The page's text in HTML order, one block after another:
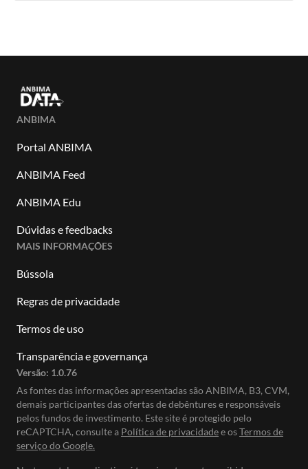
ANBIMA
Portal ANBIMA
ANBIMA Feed
ANBIMA Edu
Dúvidas e feedbacks
MAIS INFORMAÇÕES
Bússola
Regras de privacidade
Termos de uso
Transparência e governança
Versão: 1.0.76
As fontes das informações apresentadas são ANBIMA, B3, CVM,
demais participantes das ofertas de debêntures e responsáveis
pelos fundos de investimento. Este site é protegido pelo
reCAPTCHA, consulte a Política de privacidadee osTermos de
serviço do Google.